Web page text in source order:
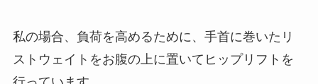
私の場合、負荷を高めるために、手首に巻いたリ
ストウェイトをお腹の上に置いてヒップリフトを